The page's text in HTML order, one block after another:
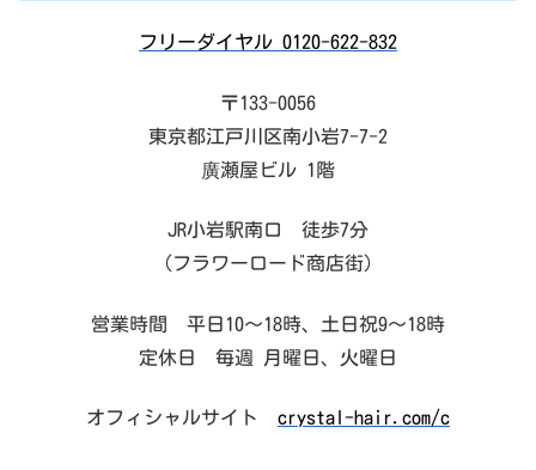
フリーダイヤル 0120-622-832
〒133-0056
東京都江戸川区南小岩7-7-2
廣瀬屋ビル 1階
JR小岩駅南口 徒歩7分
（フラワーロード商店街）
営業時間 平日10～18時、土日祝9～18時
定休日 毎週 月曜日、火曜日
オフィシャルサイト crystal-hair.com/c